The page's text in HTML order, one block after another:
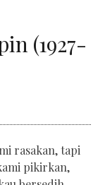
(1927-
rasakan, tapi
pikirkan,